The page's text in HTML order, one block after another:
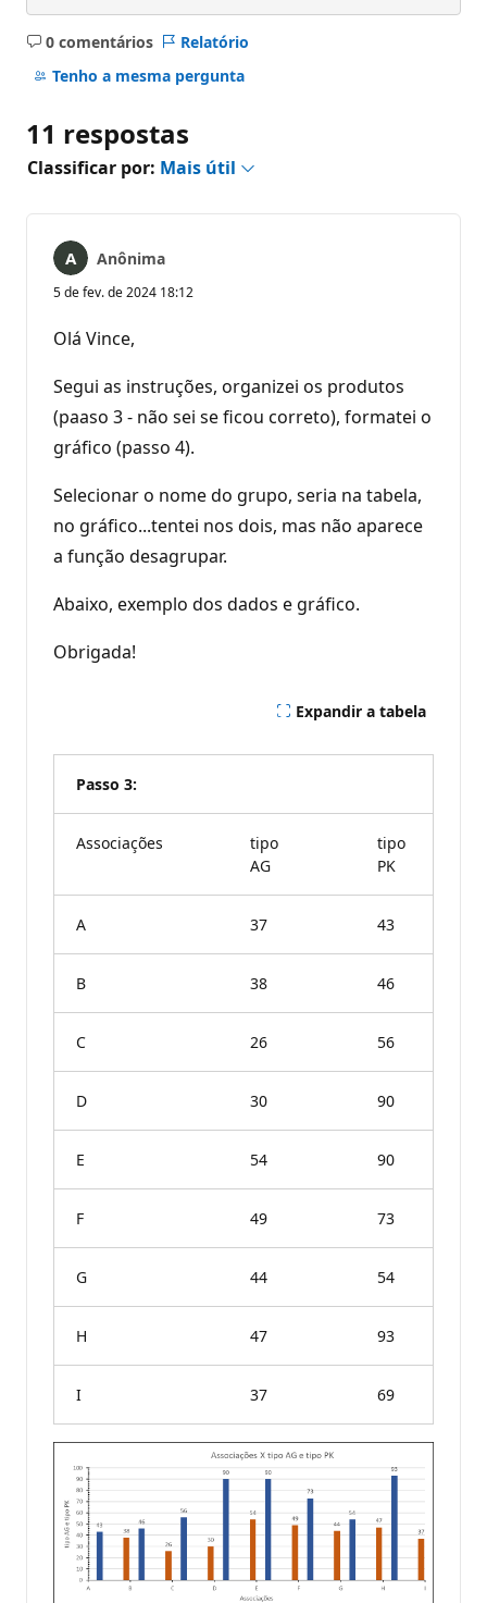
0 comentários
Sem
comentários
Relatório
Tenho a mesma pergunta
11 respostas
Classificar por: Mais útil
Anônima
5 de fev. de 2024 18:12
Olá Vince,
Segui as instruções, organizei os produtos
(paaso 3 - não sei se ficou correto), formatei o
gráfico (passo 4).
Selecionar o nome do grupo, seria na tabela,
no gráfico...tentei nos dois, mas não aparece
a função desagrupar.
Abaixo, exemplo dos dados e gráfico.
Obrigada!
Expandir a tabela
Passo 3:
Associações
tipo
AG
tipo
PK
A 37 43
B 38 46
C 26 56
D 30 90
E 54 90
F 49 73
G 44 54
H 47 93
I 37 69